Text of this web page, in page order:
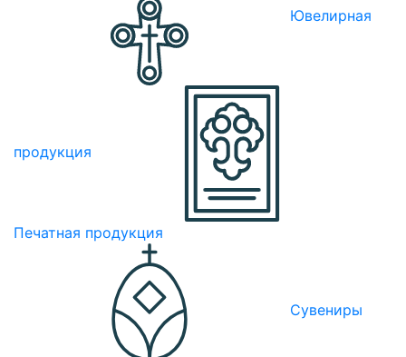
Ювелирная
продукция
Печатная продукция
Сувениры